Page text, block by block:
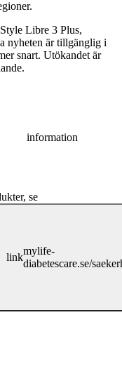
Libre 3 Plus,
nyheten är tillgänglig i
snart. Utökandet är
information
se
link
mylife-
diabetescare.se/